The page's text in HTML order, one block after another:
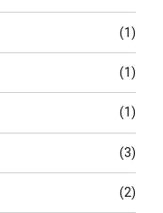
(1)
(1)
(1)
(3)
(2)